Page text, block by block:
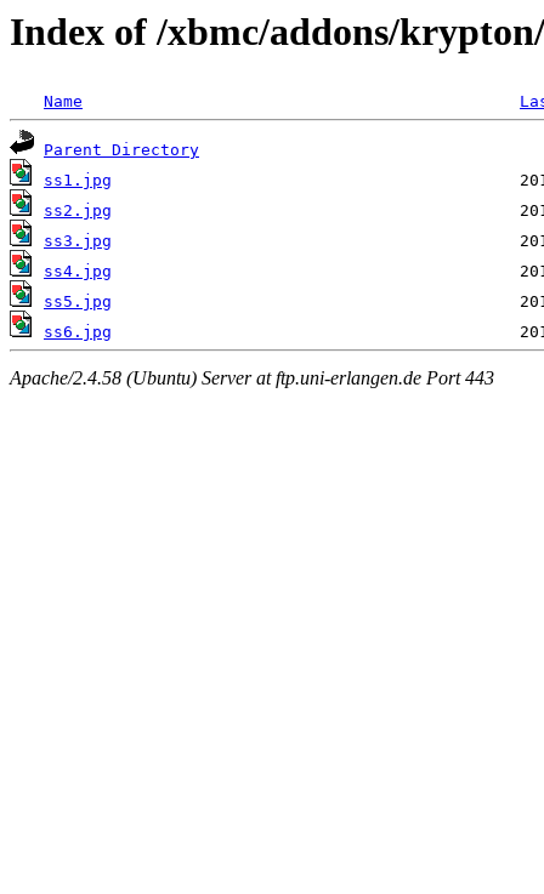
Index of /xbmc/addons/
Name
Parent Directory
ss1.jpg
ss2.jpg
ss3.jpg
ss4.jpg
ss5.jpg
ss6.jpg
Apache/2.4.58 (Ubuntu) Server at ftp.uni-erlangen.de Port 443